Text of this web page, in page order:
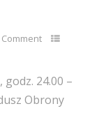
Comment
24.00 –
Obrony